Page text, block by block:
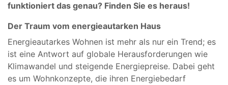
funktioniert das genau? Finden Sie es heraus!
Der Traum vom energieautarken Haus
Energieautarkes Wohnen ist mehr als nur ein Trend; es
ist eine Antwort auf globale Herausforderungen wie
Klimawandel und steigende Energiepreise. Dabei geht
es um Wohnkonzepte, die ihren Energiebedarf